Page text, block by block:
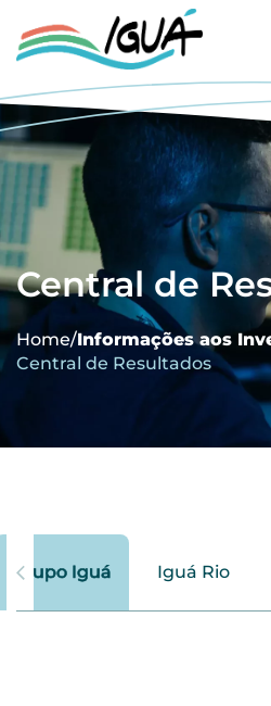
Central de
Home/Informações aos
Central de Resultados
Grupo Iguá Iguá Rio